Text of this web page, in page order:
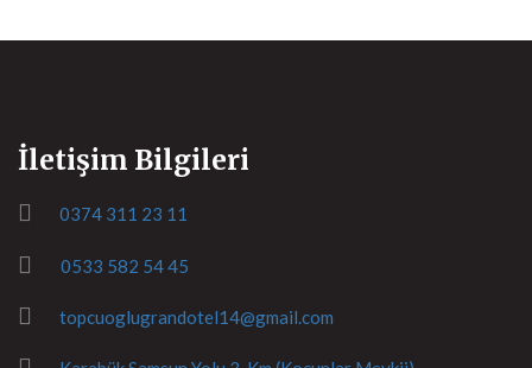
İletişim Bilgileri
0374 311 23 11
0533 582 54 45
topcuoglugrandotel14@gmail.com